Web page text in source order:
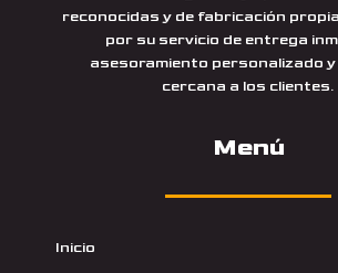
reconocidas y de fabricación
por su servicio de entrega
asesoramiento personalizado
cercana a los clientes.
Menú
Inicio